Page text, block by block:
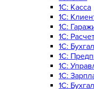
1C: Касса
1С:
1С:
1C:
1C:
1C:
1C:
1C:
1C: